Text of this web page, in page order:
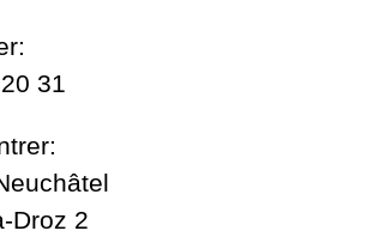
31
Droz 2